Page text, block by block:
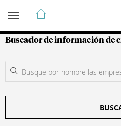
Guía de Empresas
Buscador de información de